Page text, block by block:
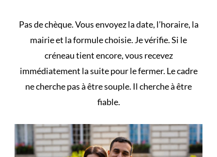
Pas de chèque. Vous envoyez la date, l’horaire, la
mairie et la formule choisie. Je vérifie. Si le
créneau tient encore, vous recevez
immédiatement la suite pour le fermer. Le cadre
ne cherche pas à être souple. Il cherche à être
fiable.